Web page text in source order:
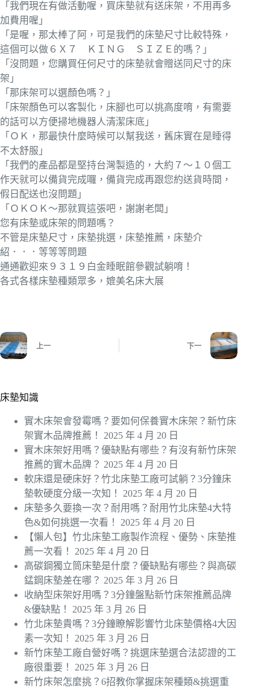
「我們現在有做活動喔，買床墊就有送床架，不用再多
加費用喔」
「是喔，那太棒了阿，可是我們的床墊尺寸比較特殊，
這個可以做６Ｘ７ ＫＩＮＧ ＳＩＺＥ的嗎？」
「沒問題，您購買任何尺寸的床墊就會贈送同尺寸的床
架」
「那床架可以選顏色嗎？」
「床架顏色可以客製化，床腳也可以挑高度唷，有需要
的話可以方便掃地機器人清潔床底」
「ＯＫ，那最快什麼時候可以幫我送，舊床實在是睡得
不太舒服」
「我們的產品都是堅持台灣製造的，大約７～１０個工
作天就可以備貨完成囉，備貨完成再跟您約送貨時間，
假日配送也沒問題」
「ＯＫＯＫ～那就買這張吧，謝謝老闆」
您有床墊或床架的問題嗎？
不管是床墊尺寸，床墊挑選，床墊推薦，床墊介
紹．．．等等等問題
通通歡迎來９３１９白金睡眠館參觀試躺唷！
各式各樣床墊種類眾多，媲美名床大展
上一 下一
床墊知識
實木床架會發霉嗎？要如何保養實木床架？新竹床
架實木品牌推薦！
2025 年 4 月 20 日
實木床架好用嗎？優缺點有哪些？有沒有新竹床架
推薦的實木品牌？ 2025 年 4 月 20 日
軟床還是硬床好？竹北床墊工廠可試躺？3分鐘床
墊軟硬度分級一次知！
2025 年 4 月 20 日
床墊多久要換一次？耐用嗎？耐用竹北床墊4大特
色&如何挑選一次看！
2025 年 4 月 20 日
【懶人包】竹北床墊工廠製作流程、優勢、床墊推
薦一次看！
2025 年 4 月 20 日
高碳鋼獨立筒床墊是什麼？優缺點有哪些？與高碳
錳鋼床墊差在哪？ 2025 年 3 月 26 日
收納型床架好用嗎？3分鐘盤點新竹床架推薦品牌
&優缺點！
2025 年 3 月 26 日
竹北床墊貴嗎？3分鐘瞭解影響竹北床墊價格4大因
素一次知！
2025 年 3 月 26 日
新竹床墊工廠自營好嗎？挑選床墊選合法認證的工
廠很重要！
2025 年 3 月 26 日
新竹床架怎麼挑？6招教你掌握床架種類&挑選重